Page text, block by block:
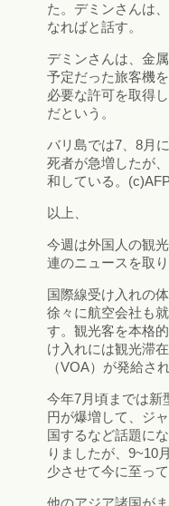
た。デミンさんは
なればと話す。
デミンさんは、金
予定だった旅客機
必要な許可を取得
だという。
バリ島では7、8月
死者が急増したが
和している。
以上、
今週は外国人の観
連のニュースを取
国際線受け入れの
徐々に航空会社も
す。観光客を本格
け入れには観光滞
（VOA）が発給さ
今年7月頃までは新
円が爆増して、ジ
国するなど話題にな
りましたが、9~10
少させて今に至って